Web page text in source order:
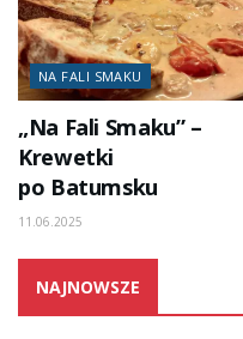
NA FALI SMAKU
„Na Fali Smaku” –
Krewetki
po Batumsku
11.06.2025
NAJNOWSZE